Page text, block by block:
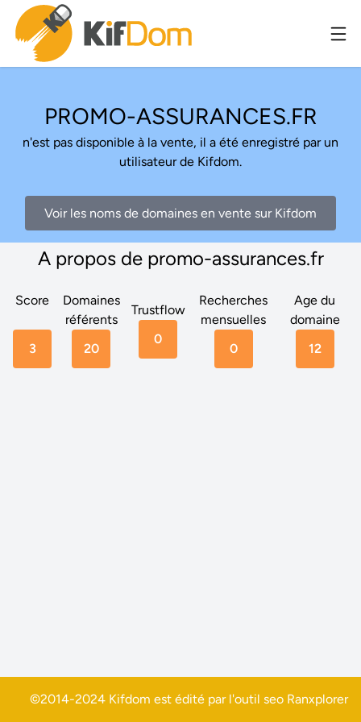
PROMO-ASSURANCES.FR
n'est pas disponible à la vente, il a été enregistré par un
utilisateur de Kifdom.
Voir les noms de domaines en vente sur Kifdom
A propos de promo-assurances.fr
Score
3
Domaines
référents
20
Trustflow
0
Recherches
mensuelles
0
Age du
domaine
12
©2014-2024 Kifdom est édité par l'outil seo Ranxplorer